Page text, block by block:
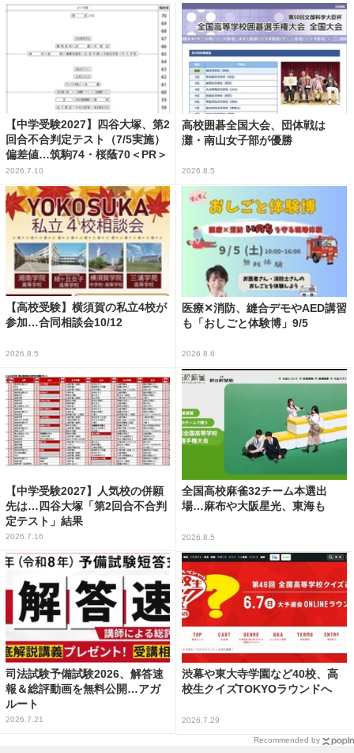
【中学受験2027】四谷大塚、第2
回合不合判定テスト（7/5実施）
偏差値…筑駒74・桜蔭70＜PR＞
2026.7.10
高校囲碁全国大会、団体戦は
灘・南山女子部が優勝
2026.8.5
【高校受験】横須賀の私立4校が
参加…合同相談会10/12
2026.8.5
医療✕消防、縫合デモやAED講習
も「おしごと体験博」9/5
2026.8.6
【中学受験2027】人気校の併願
先は…四谷大塚「第2回合不合判
定テスト」結果
2026.7.16
全国高校麻雀32チーム本選出
場…麻布や大阪星光、東海も
2026.8.5
司法試験予備試験2026、解答速
報＆総評動画を無料公開…アガ
ルート
2026.7.21
渋幕や東大寺学園など40校、高
校生クイズTOKYOラウンドへ
2026.7.29
Recommended by